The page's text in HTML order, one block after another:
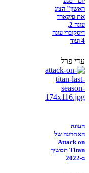
ראשון" הציג
את פיקארד
עונה 2,
דיסקוברי עונה
4 ועוד
עדי פרל
העונה
האחרונה של
Attack on
Titan תמשיך
ב-2022